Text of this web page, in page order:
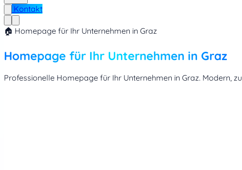
Kontakt
🏠 Homepage für Ihr Unternehmen in Graz
Homepage für Ihr Unternehmen in Graz
Professionelle Homepage für Ihr Unternehmen in Graz. Modern,